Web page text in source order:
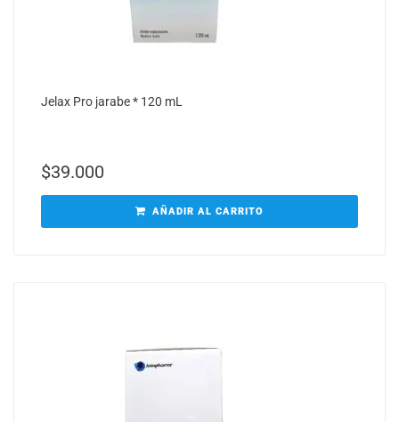
Jelax Pro jarabe * 120 mL
$39.000
AÑADIR AL CARRITO